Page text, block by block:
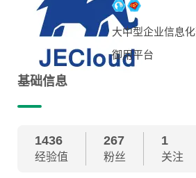
大中型企业信息
御用平台
基础信息
1436
经验值
267
粉丝
1
关注